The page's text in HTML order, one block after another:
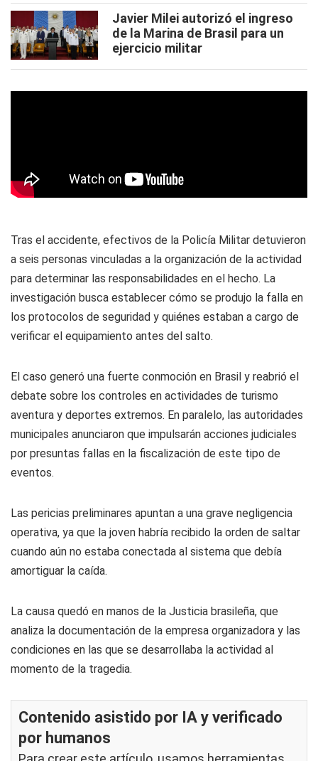
Javier Milei autorizó el ingreso
de la Marina de Brasil para un
ejercicio militar
Tras el accidente, efectivos de la Policía Militar detuvieron
a seis personas vinculadas a la organización de la actividad
para determinar las responsabilidades en el hecho. La
investigación busca establecer cómo se produjo la falla en
los protocolos de seguridad y quiénes estaban a cargo de
verificar el equipamiento antes del salto.
El caso generó una fuerte conmoción en Brasil y reabrió el
debate sobre los controles en actividades de turismo
aventura y deportes extremos. En paralelo, las autoridades
municipales anunciaron que impulsarán acciones judiciales
por presuntas fallas en la fiscalización de este tipo de
eventos.
Las pericias preliminares apuntan a una grave negligencia
operativa, ya que la joven habría recibido la orden de saltar
cuando aún no estaba conectada al sistema que debía
amortiguar la caída.
La causa quedó en manos de la Justicia brasileña, que
analiza la documentación de la empresa organizadora y las
condiciones en las que se desarrollaba la actividad al
momento de la tragedia.
Contenido asistido por IA y verificado
por humanos